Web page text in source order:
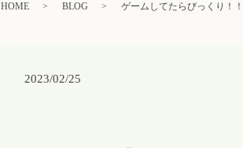
HOME BLOG ゲームしてたらびっくり！！
2023/02/25